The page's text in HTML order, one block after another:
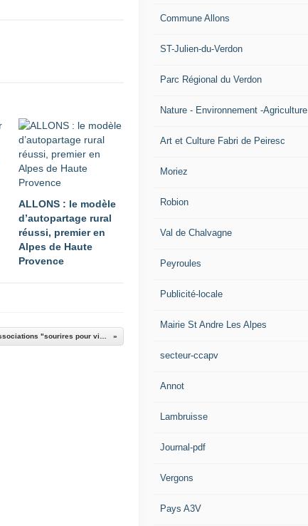
ALLONS : le modèle
d’autopartage rural
réussi, premier en
Alpes de Haute
Provence
Commune Allons
ST-Julien-du-Verdon
Parc Régional du Verdon
Nature - Environnement -Agriculture
Art et Culture Fabri de Peiresc
Moriez
Robion
Val de Chalvagne
Peyroules
Publicité-locale
Mairie St Andre Les Alpes
secteur-ccapv
Annot
Lambruisse
Journal-pdf
Vergons
Pays A3V